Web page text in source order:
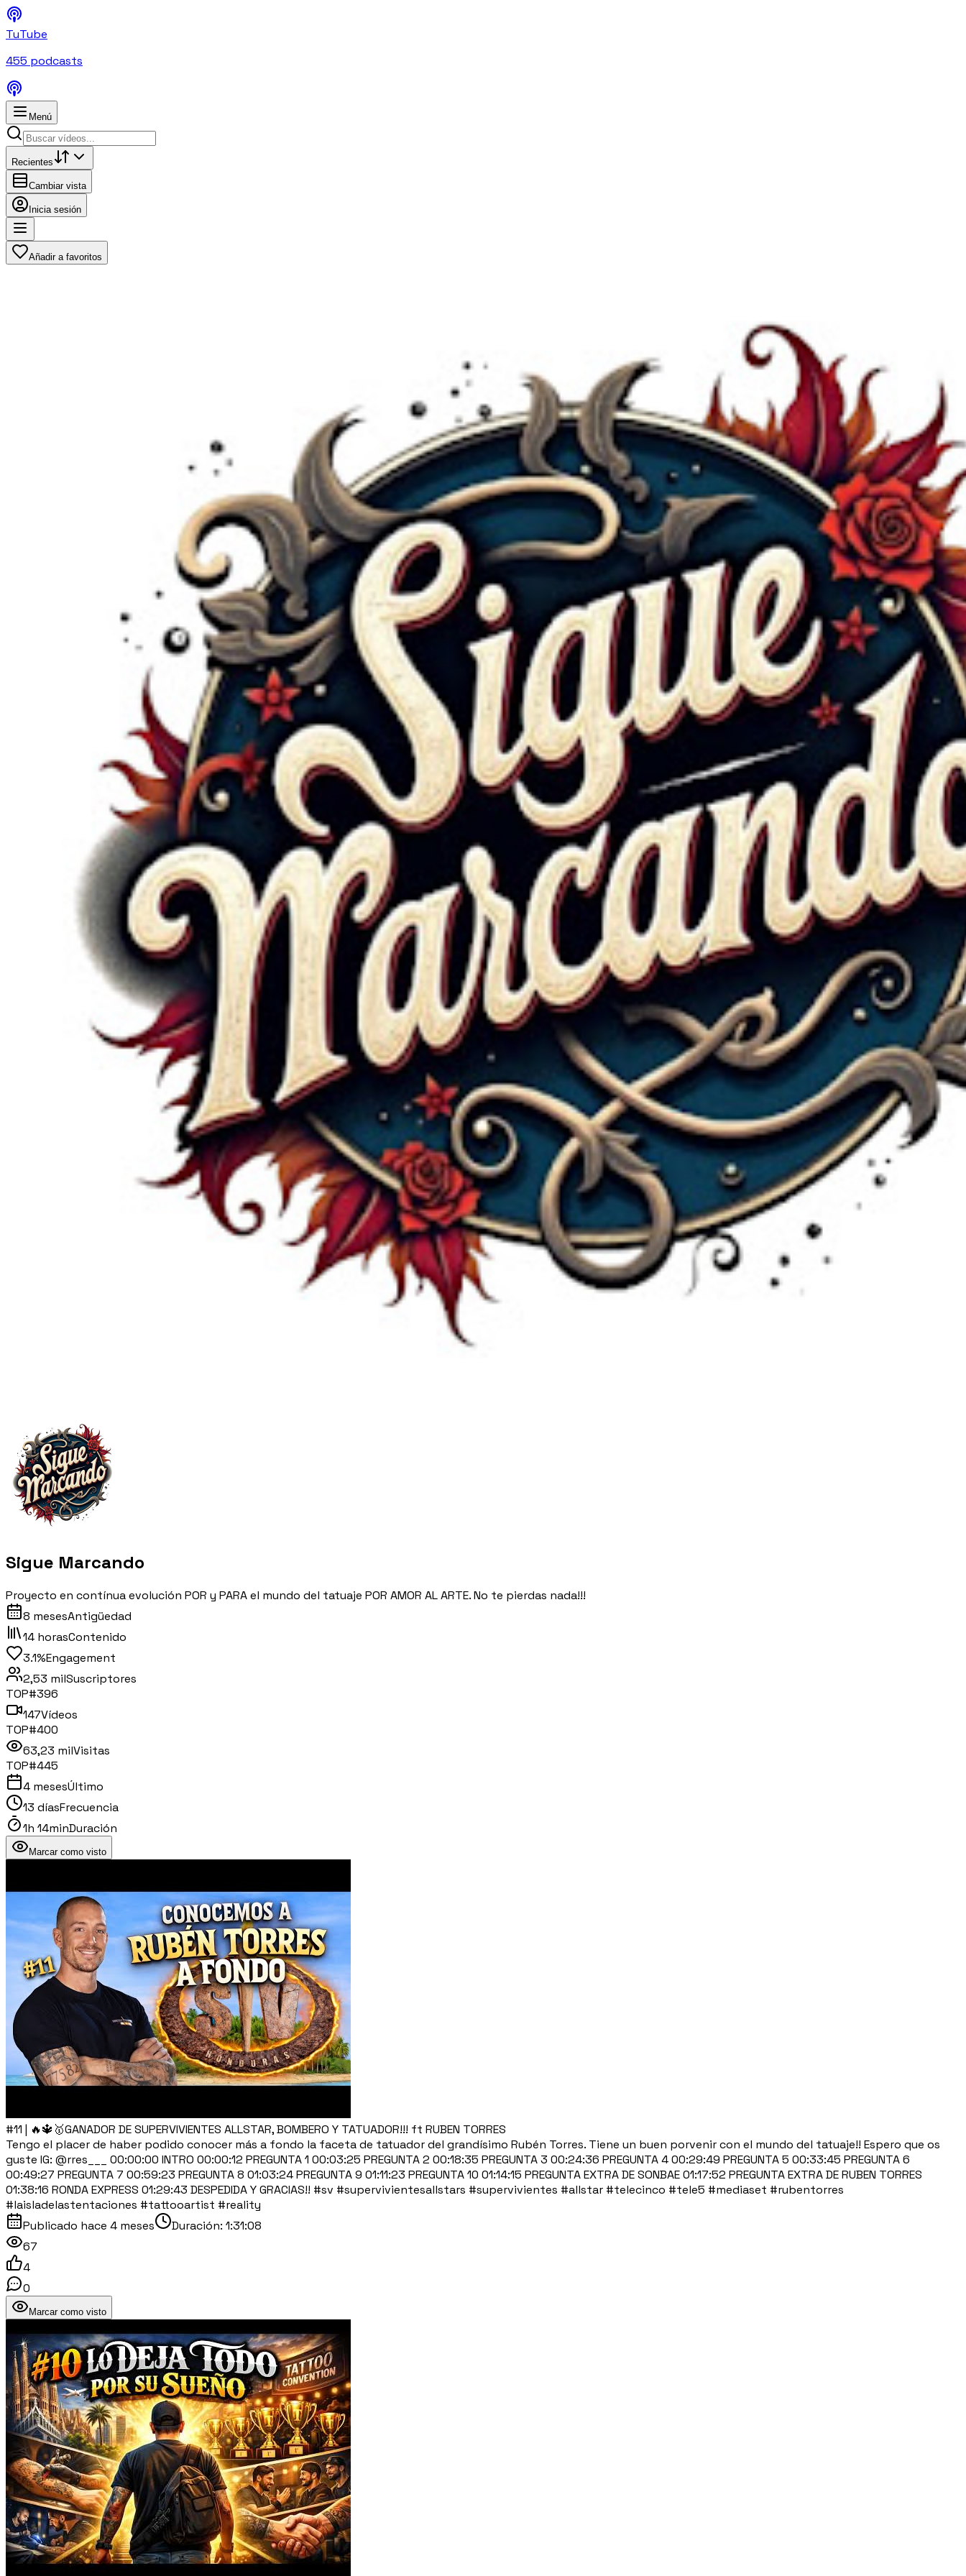
TuTube
455 podcasts
Menú
Recientes
Cambiar vista
Inicia sesión
Añadir a favoritos
Sigue Marcando
Proyecto en contínua evolución POR y PARA el mundo del tatuaje POR AMOR AL ARTE. No te pierdas nada!!!
8 mesesAntigüedad
14 horasContenido
3.1%Engagement
2,53 milSuscriptores
TOP#396
147Vídeos
TOP#400
63,23 milVisitas
TOP#445
4 mesesÚltimo
13 díasFrecuencia
1h 14minDuración
Marcar como visto
#11 | 🔥🔱🥇GANADOR DE SUPERVIVIENTES ALLSTAR, BOMBERO Y TATUADOR!!! ft RUBEN TORRES
Tengo el placer de haber podido conocer más a fondo la faceta de tatuador del grandísimo Rubén Torres. Tiene un buen porvenir con el mundo del tatuaje!! Espero que os
guste IG: @rres___ 00:00:00 INTRO 00:00:12 PREGUNTA 1 00:03:25 PREGUNTA 2 00:18:35 PREGUNTA 3 00:24:36 PREGUNTA 4 00:29:49 PREGUNTA 5 00:33:45 PREGUNTA 6
00:49:27 PREGUNTA 7 00:59:23 PREGUNTA 8 01:03:24 PREGUNTA 9 01:11:23 PREGUNTA 10 01:14:15 PREGUNTA EXTRA DE SONBAE 01:17:52 PREGUNTA EXTRA DE RUBEN TORRES
01:38:16 RONDA EXPRESS 01:29:43 DESPEDIDA Y GRACIAS!! #sv #supervivientesallstars #supervivientes #allstar #telecinco #tele5 #mediaset #rubentorres
#laisladelastentaciones #tattooartist #reality
Publicado hace 4 meses Duración: 1:31:08
67
4
0
Marcar como visto